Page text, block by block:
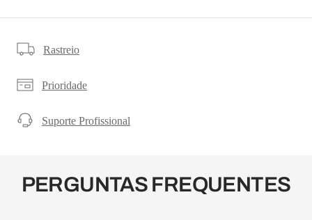
Rastreio
Prioridade
Suporte Profissional
PERGUNTAS FREQUENTES